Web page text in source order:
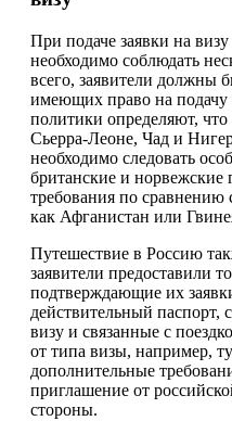
При подаче заявки на
необходимо соблюдать
всего, заявители должны
имеющих право на подачу
политики определяют,
Сьерра-Леоне, Чад и
необходимо следовать
британские и норвежские
требования по сравнению
как Афганистан или
Путешествие в Россию
заявители предоставили
подтверждающие их
действительный паспорт,
визу и связанные с
от типа визы, например,
дополнительные
приглашение от
стороны.